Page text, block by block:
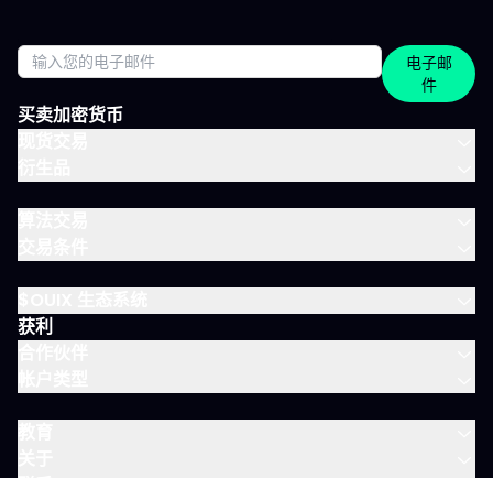
医疗 加密货币：BTC、ETH、SOL和山寨币 大宗商品：黄金、原
油、白银 ETF：SPY、QQQ、MSCI World 免费、IVLite、VIP：如
何定位？ IVLite特意定位于免费账户与VIP之间。如果你想获取实用
内容但不需要全方位陪伴，这是最佳选择。 你会获得 免费 IVLite
VIP 晨间简报
买卖加密货币
获利
电子邮
件